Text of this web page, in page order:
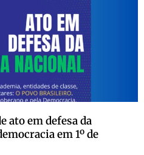
ato em defesa da
em 1º de